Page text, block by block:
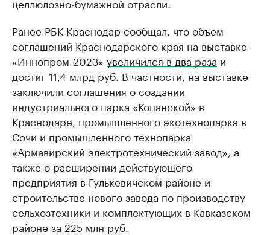
Ранее РБК Краснодар сообщал, что объем
соглашений Краснодарского края на выставке
«Иннопром-2023» увеличился в два раза и
достиг 11,4 млрд руб. В частности, на выставке
заключили соглашения о создании
индустриального парка «Копанской» в
Краснодаре, промышленного экотехнопарка в
Сочи и промышленного технопарка
«Армавирский электротехнический завод», а
также о расширении действующего
предприятия в Гулькевичском районе и
строительстве нового завода по производству
сельхозтехники и комплектующих в Кавказском
районе за 225 млн руб.